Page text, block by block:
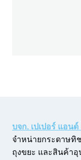
บจก. เปเปอร์ แอน
จำหน่ายกระดาษทิ
ถุงขยะ และสินค้า